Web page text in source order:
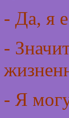
- Да, я
-
- Я